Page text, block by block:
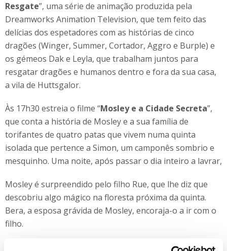
Resgate”, uma série de animação produzida pela
Dreamworks Animation Television, que tem feito das
delícias dos espetadores com as histórias de cinco
dragões (Winger, Summer, Cortador, Aggro e Burple) e
os gémeos Dak e Leyla, que trabalham juntos para
resgatar dragões e humanos dentro e fora da sua casa,
a vila de Huttsgalor.
Às 17h30 estreia o filme “Mosley e a Cidade Secreta”,
que conta a história de Mosley e a sua família de
torifantes de quatro patas que vivem numa quinta
isolada que pertence a Simon, um camponês sombrio e
mesquinho. Uma noite, após passar o dia inteiro a lavrar,
Mosley é surpreendido pelo filho Rue, que lhe diz que
descobriu algo mágico na floresta próxima da quinta.
Bera, a esposa grávida de Mosley, encoraja-o a ir com o
filho.
”, uma das séries de maior sucesso do